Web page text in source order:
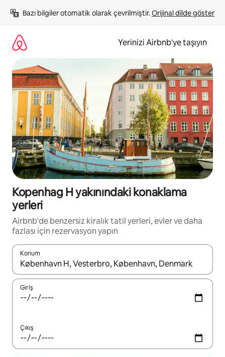
atla
Bazı bilgiler otomatik olarak çevrilmiştir. Orijinal dilde göster
Yerinizi Airbnb'ye taşıyın
Kopenhag H yakınındaki konaklama
yerleri
Airbnb'de benzersiz kiralık tatil yerleri, evler ve daha
fazlası için rezervasyon yapın
Konum
Sonuçlar kullanılabilir olduğunda yukarı ve aşağı oklarıyla
Giriş
Çıkış